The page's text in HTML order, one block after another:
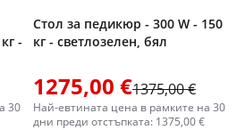
-
30
Стол за педикюр - 300 W - 150
кг - светлозелен, бял
1275,00 €1375,00 €
Най-евтината цена в рамките на 30
дни преди отстъпката: 1375,00 €